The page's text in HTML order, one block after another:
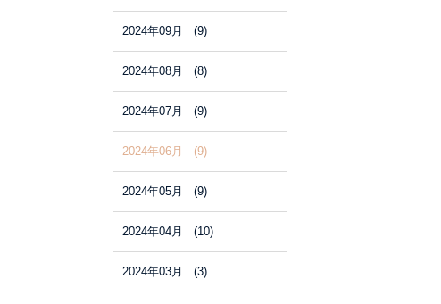
2024年09月 (9)
2024年08月 (8)
2024年07月 (9)
2024年06月 (9)
2024年05月 (9)
2024年04月 (10)
2024年03月 (3)